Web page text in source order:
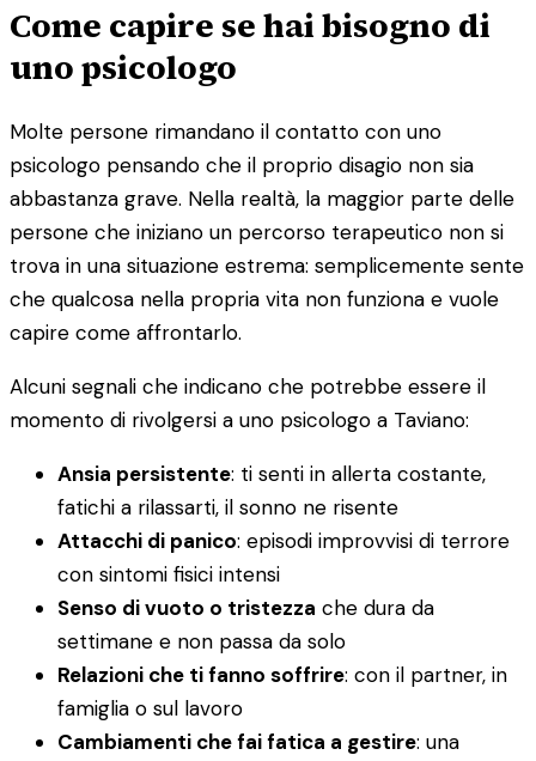
Come capire se hai bisogno di
uno psicologo
Molte persone rimandano il contatto con uno
psicologo pensando che il proprio disagio non sia
abbastanza grave. Nella realtà, la maggior parte delle
persone che iniziano un percorso terapeutico non si
trova in una situazione estrema: semplicemente sente
che qualcosa nella propria vita non funziona e vuole
capire come affrontarlo.
Alcuni segnali che indicano che potrebbe essere il
momento di rivolgersi a uno psicologo a Taviano:
Ansia persistente: ti senti in allerta costante,
fatichi a rilassarti, il sonno ne risente
Attacchi di panico: episodi improvvisi di terrore
con sintomi fisici intensi
Senso di vuoto o tristezza che dura da
settimane e non passa da solo
Relazioni che ti fanno soffrire: con il partner, in
famiglia o sul lavoro
Cambiamenti che fai fatica a gestire: una